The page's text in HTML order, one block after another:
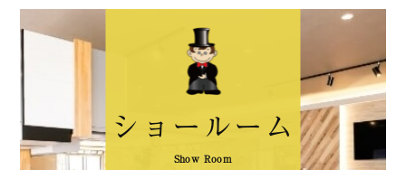
ショールーム
Show Room